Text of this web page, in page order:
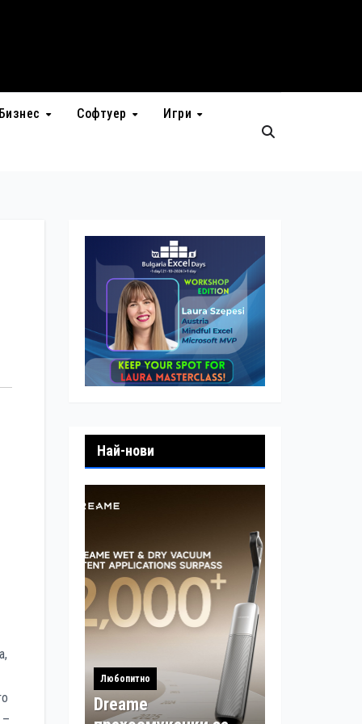
Бизнес Софтуер Игри
–
Най-нови
Любопитно
Dreame